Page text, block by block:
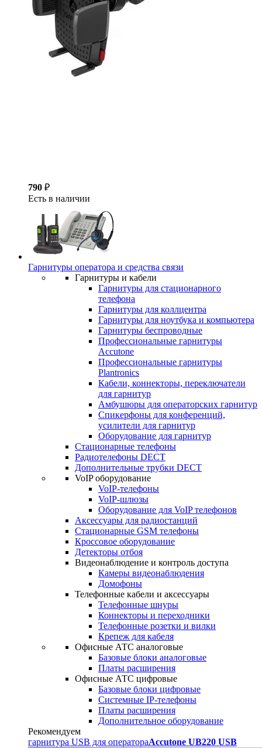
790 ₽
Есть в наличии
Гарнитуры оператора и средства связи
Гарнитуры и кабели
Гарнитуры для стационарного
телефона
Гарнитуры для коллцентра
Гарнитуры для ноутбука и компьютера
Гарнитуры беспроводные
Профессиональные гарнитуры
Accutone
Профессиональные гарнитуры
Plantronics
Кабели, коннекторы, переключатели
для гарнитур
Амбушюры для операторских гарнитур
Cпикерфоны для конференций,
усилители для гарнитур
Оборудование для гарнитур
Стационарные телефоны
Радиотелефоны DECT
Дополнительные трубки DECT
VoIP оборудование
VoIP-телефоны
VoIP-шлюзы
Оборудование для VoIP телефонов
Аксессуары для радиостанций
Стационарные GSM телефоны
Кроссовое оборудование
Детекторы отбоя
Видеонаблюдение и контроль доступа
Камеры видеонаблюдения
Домофоны
Телефонные кабели и аксессуары
Телефонные шнуры
Коннекторы и переходники
Телефонные розетки и вилки
Крепеж для кабеля
Офисные АТС аналоговые
Базовые блоки аналоговые
Платы расширения
Офисные АТС цифровые
Базовые блоки цифровые
Системные IP-телефоны
Платы расширения
Дополнительное оборудование
Рекомендуем
гарнитура USB для оператораAccutone UB220 USB